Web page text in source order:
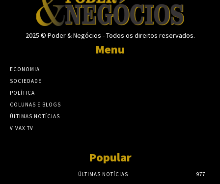
2025 © Poder & Negócios - Todos os direitos reservados.
Menu
ECONOMIA
SOCIEDADE
POLÍTICA
COLUNAS E BLOGS
ÚLTIMAS NOTÍCIAS
VIVAX TV
Popular
ÚLTIMAS NOTÍCIAS
977